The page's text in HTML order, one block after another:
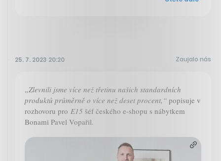
25. 7. 2023 20:20 Zaujalo nás
„Zlevnili jsme více než třetinu našich standardních
produktů průměrně o více než deset procent,“ popisuje v
rozhovoru pro E15 šéf českého e-shopu s nábytkem
Bonami Pavel Vopařil.